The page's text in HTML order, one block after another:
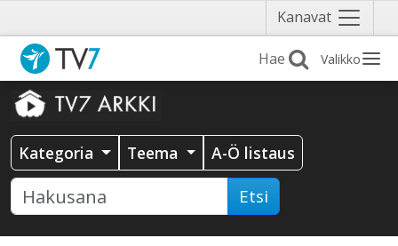
Kanavat Näytä
valikko
Valikko
Kategoria Teema A-Ö listaus
Etsi